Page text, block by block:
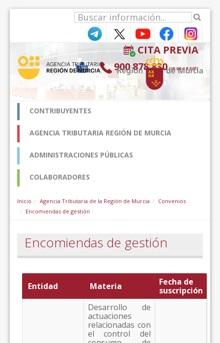
CITA PREVIA
900 878 830 (9:00-18:30*)
CONTRIBUYENTES
AGENCIA TRIBUTARIA REGIÓN DE MURCIA
ADMINISTRACIONES PÚBLICAS
COLABORADORES
Inicio Agencia Tributaria de la Región de Murcia
Convenios
Encomiendas de gestión
Encomiendas de gestión
Entidad Materia
Fecha de
suscripción
Desarrollo de
actuaciones
relacionadas con
el control del